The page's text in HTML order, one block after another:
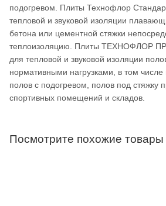
подогревом. Плиты Технофлор
тепловой и звуковой изоляции
бетона или цементной стяжки
теплоизоляцию. Плиты ТЕХНОФЛОР
для тепловой и звуковой изоляции
нормативными нагрузками, в том
полов с подогревом, полов под стяжку
спортивных помещений и складов.
Посмотрите похожие товары